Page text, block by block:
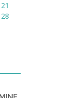
21
28